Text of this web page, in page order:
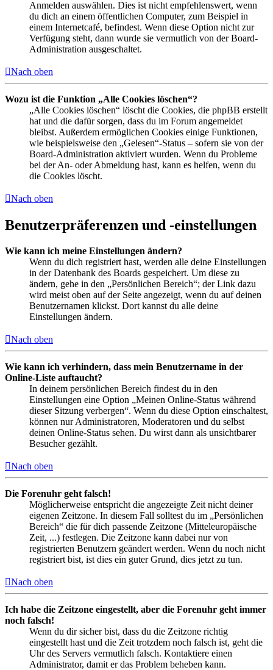
Anmelden auswählen. Dies ist nicht empfehlenswert, wenn
du dich an einem öffentlichen Computer, zum Beispiel in
einem Internetcafé, befindest. Wenn diese Option nicht zur
Verfügung steht, dann wurde sie vermutlich von der Board-
Administration ausgeschaltet.
Nach oben
Wozu ist die Funktion „Alle Cookies löschen“?
„Alle Cookies löschen“ löscht die Cookies, die phpBB erstellt
hat und die dafür sorgen, dass du im Forum angemeldet
bleibst. Außerdem ermöglichen Cookies einige Funktionen,
wie beispielsweise den „Gelesen“-Status – sofern sie von der
Board-Administration aktiviert wurden. Wenn du Probleme
bei der An- oder Abmeldung hast, kann es helfen, wenn du
die Cookies löscht.
Nach oben
Benutzerpräferenzen und -einstellungen
Wie kann ich meine Einstellungen ändern?
Wenn du dich registriert hast, werden alle deine Einstellungen
in der Datenbank des Boards gespeichert. Um diese zu
ändern, gehe in den „Persönlichen Bereich“; der Link dazu
wird meist oben auf der Seite angezeigt, wenn du auf deinen
Benutzernamen klickst. Dort kannst du alle deine
Einstellungen ändern.
Nach oben
Wie kann ich verhindern, dass mein Benutzername in der
Online-Liste auftaucht?
In deinem persönlichen Bereich findest du in den
Einstellungen eine Option „Meinen Online-Status während
dieser Sitzung verbergen“. Wenn du diese Option einschaltest,
können nur Administratoren, Moderatoren und du selbst
deinen Online-Status sehen. Du wirst dann als unsichtbarer
Besucher gezählt.
Nach oben
Die Forenuhr geht falsch!
Möglicherweise entspricht die angezeigte Zeit nicht deiner
eigenen Zeitzone. In diesem Fall solltest du im „Persönlichen
Bereich“ die für dich passende Zeitzone (Mitteleuropäische
Zeit, ...) festlegen. Die Zeitzone kann dabei nur von
registrierten Benutzern geändert werden. Wenn du noch nicht
registriert bist, ist dies ein guter Grund, dies jetzt zu tun.
Nach oben
Ich habe die Zeitzone eingestellt, aber die Forenuhr geht immer
noch falsch!
Wenn du dir sicher bist, dass du die Zeitzone richtig
eingestellt hast und die Zeit trotzdem noch falsch ist, geht die
Uhr des Servers vermutlich falsch. Kontaktiere einen
Administrator, damit er das Problem beheben kann.